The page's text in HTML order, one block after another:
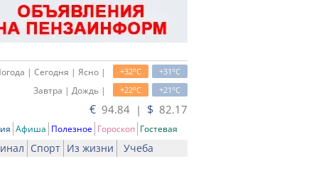
+31oC
+32oC
| Сегодня | Ясно |
+21oC
+22oC
Завтра | Дождь |
€ 94.84 | $ 82.17
Афиша Полезное Гороскоп Гостевая
Спорт Из жизни Учеба